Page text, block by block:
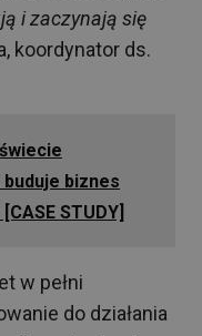
i zaczynają się
koordynator ds.
biznes
STUDY]
w pełni
do działania